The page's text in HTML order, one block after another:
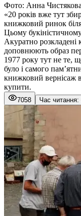
Фото: Анна Чистякова
«20 років вже тут
книжковий ринок
Цьому
Акуратно розкладені
доповнюють образ
1977 року тут не те,
було і самого
книжковий вернісаж
купити.
7058 Час читання: